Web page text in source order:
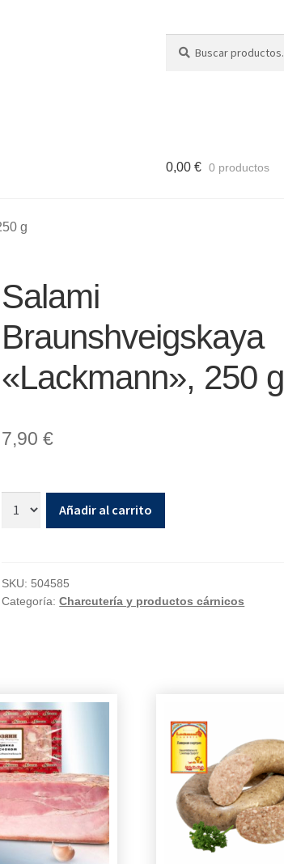
por:
0,00 € 0 productos
g
Salami
Braunshveigskaya
«Lackmann», 250 g
7,90€
Añadir al carrito
SKU: 504585
Categoría:Charcutería y productos cárnicos